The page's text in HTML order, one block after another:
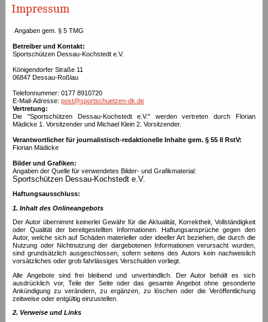
Die
wichtigsten
sind
einer
rolle
(landmark
navigation)
zugeordnet.
Am
jeder
seite
finden
sie
das
Links
Menü
link
navigation).
Jeder
ist
Accesskey
(schnelltaste)
zugeordnet.
Impressum
Angaben gem. § 5 TMG
Betreiber und Kontakt:
Sportschützen Dessau-Kochstedt e.V.
Königendorfer Straße 11
06847 Dessau-Roßlau
Telefonnummer: 0177 8910720
E-Mail-Adresse:post@sportschuetzen-dk.de
Vertretung:
Die "Sportschützen Dessau-Kochstedt e.V." werden vertreten durch Florian
Mädicke 1. Vorsitzender und Michael Klein 2. Vorsitzender.
Verantwortlicher für journalistisch-redaktionelle Inhalte gem. § 55 II RstV:
Florian Mädicke
Bilder und Grafiken:
Angaben der Quelle für verwendetes Bilder- und Grafikmaterial:
Sportschützen Dessau-Kochstedt e.V.
Haftungsausschluss:
1. Inhalt des Onlineangebots
Der Autor übernimmt keinerlei Gewähr für die Aktualität, Korrektheit, Vollständigkeit
oder Qualität der bereitgestellten Informationen. Haftungsansprüche gegen den
Autor, welche sich auf Schäden materieller oder ideeller Art beziehen, die durch die
Nutzung oder Nichtnutzung der dargebotenen Informationen verursacht wurden,
sind grundsätzlich ausgeschlossen, sofern seitens des Autors kein nachweislich
vorsätzliches oder grob fahrlässiges Verschulden vorliegt.
Alle Angebote sind frei bleibend und unverbindlich. Der Autor behält es sich
ausdrücklich vor, Teile der Seite oder das gesamte Angebot ohne gesonderte
Ankündigung zu verändern, zu ergänzen, zu löschen oder die Veröffentlichung
zeitweise oder entgültig einzustellen.
2. Verweise und Links